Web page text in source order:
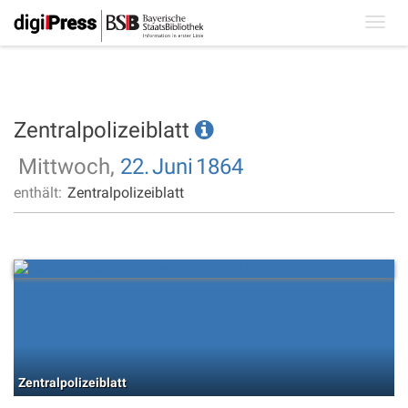
Zentralpolizeiblatt
Mittwoch, 22.Juni 1864
enthält: Zentralpolizeiblatt
Zentralpolizeiblatt